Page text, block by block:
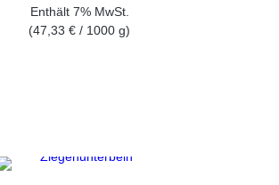
Enthält 7% MwSt.
(47,33 € / 1000 g)
Dieses Produkt weist mehrere Varianten auf. Die Optionen können auf der Produktseite gewählt werden